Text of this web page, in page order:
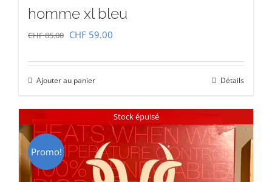
homme xl bleu
CHF85.00 Le
était :
CHF 85.00.
CHF 59.00
CHF 59.00.
Ajouter au panier Détails
Stock épuisé
Promo!